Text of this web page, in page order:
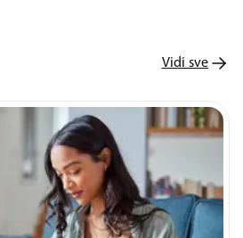
Vidi sve